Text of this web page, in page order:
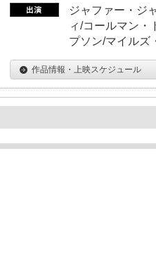
ジャファー・ジ
ィ/コールマン・
プソン/マイルズ
作品情報・上映スケジュール